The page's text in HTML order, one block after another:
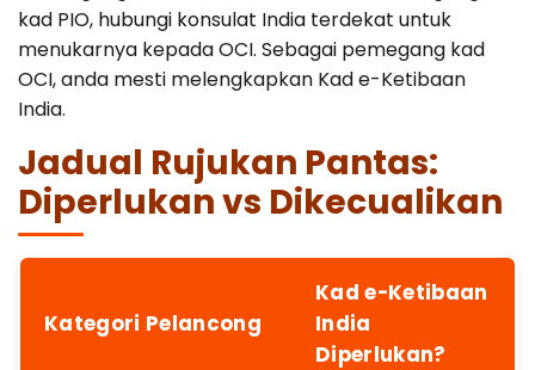
kad PIO, hubungi konsulat India terdekat untuk
menukarnya kepada OCI. Sebagai pemegang kad
OCI, anda mesti melengkapkan Kad e-Ketibaan
India.
Jadual Rujukan Pantas:
Diperlukan vs Dikecualikan
Kategori Pelancong
Kad e-Ketibaan
India
Diperlukan?